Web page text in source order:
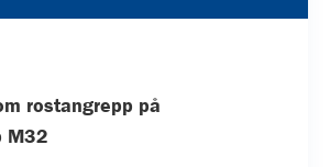
rostangrepp på
M32